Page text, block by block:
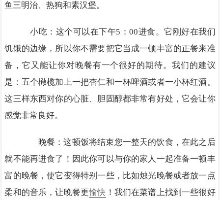
鱼三明治、热狗和素汉堡。
小吃：这个可以在下午5：00进食。它刚好在我们
饥饿的边缘，所以你不需要把它当成一顿丰富的正餐来准
备，它又能让你对晚餐有一个很好的期待。我们的建议
是：五个橄榄加上一把杏仁和一杯啤酒或者一小杯红酒。
这三样东西对你的心脏、胆固醇都非常有好处，它会让你
感觉非常良好。
晚餐：这顿饭将结束您一整天的饮食，在此之后
就不能再进食了！因此你可以与你的家人一起准备一顿丰
富的晚餐，使它变得特别一些，比如烛光晚餐或者放一点
柔和的音乐，让晚餐更愉快 ！我们在菜谱上找到一些很好